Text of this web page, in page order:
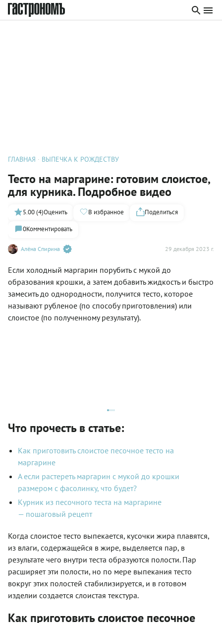
ГЛАВНАЯ ВЫПЕЧКА К РОЖДЕСТВУ
Тесто на маргарине: готовим слоистое,
для курника. Подробное видео
Алёна Спирина 29 декабря 2023 г.
5.00 (4)Оценить В избранное
Поделиться
0Комментировать
Если холодный маргарин порубить с мукой до
образования крошки, а затем добавить жидкость и быстро
замесить до однородности, получится тесто, которое
называют рубленое (по способу приготовления) или
слоистое (по полученному результату).
Что прочесть в статье:
Как приготовить слоистое песочное тесто на
маргарине
А если растереть маргарин с мукой до крошки
размером с фасолинку, что будет?
Курник из песочного теста на маргарине
— пошаговый рецепт
Когда слоистое тесто выпекается, кусочки жира плавятся,
из влаги, содержащейся в жире, выделяется пар, в
результате чего внутри теста образуются полости. Пар
расширяет эти полости, но по мере выпекания тесто
вокруг этих полостей стабилизируется, и в готовом
изделии создается слоистая текстура.
Как приготовить слоистое песочное